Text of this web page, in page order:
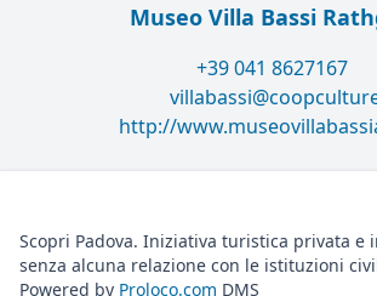
Museo Villa Bassi
+39 041 8627167
http://
Scopri Padova. Iniziativa turistica privata e
senza alcuna relazione con le istituzioni
Powered by Proloco.com DMS